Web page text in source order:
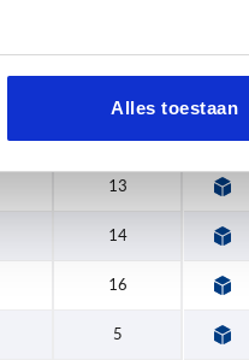
Alles toestaan
13
14
16
5